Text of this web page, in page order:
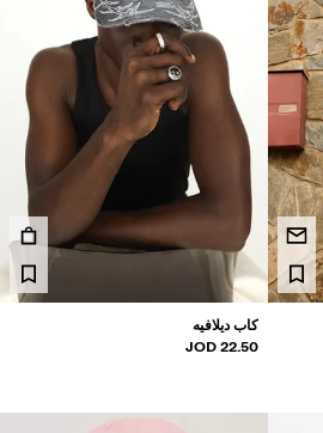
كاب ديلافيه
22.50 JOD